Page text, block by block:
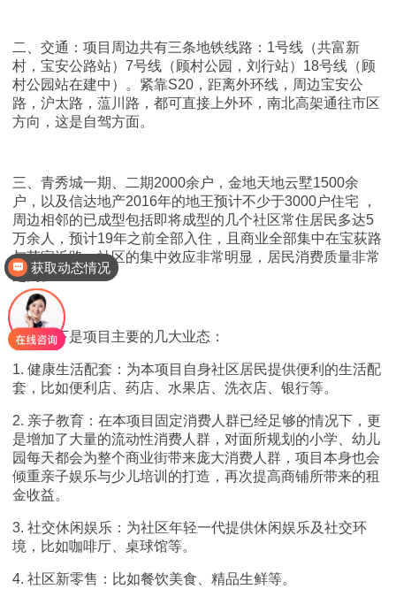
二、交通：项目周边共有三条地铁线路：1号线（共富新
村，宝安公路站）7号线（顾村公园，刘行站）18号线（顾
村公园站在建中）。紧靠S20，距离外环线，周边宝安公
路，沪太路，蕰川路，都可直接上外环，南北高架通往市区
方向，这是自驾方面。
三、青秀城一期、二期2000余户，金地天地云墅1500余
户，以及信达地产2016年的地王预计不少于3000户住宅 ，
周边相邻的已成型包括即将成型的几个社区常住居民多达5
万余人，预计19年之前全部入住，且商业全部集中在宝荻路
与苏家浜路，社区的集中效应非常明显，居民消费质量非常
之高。
四、以下是项目主要的几大业态：
1. 健康生活配套：为本项目自身社区居民提供便利的生活配
套，比如便利店、药店、水果店、洗衣店、银行等。
2. 亲子教育：在本项目固定消费人群已经足够的情况下，更
是增加了大量的流动性消费人群，对面所规划的小学、幼儿
园每天都会为整个商业街带来庞大消费人群，项目本身也会
倾重亲子娱乐与少儿培训的打造，再次提高商铺所带来的租
金收益。
3. 社交休闲娱乐：为社区年轻一代提供休闲娱乐及社交环
境，比如咖啡厅、桌球馆等。
4. 社区新零售：比如餐饮美食、精品生鲜等。
获取动态情况